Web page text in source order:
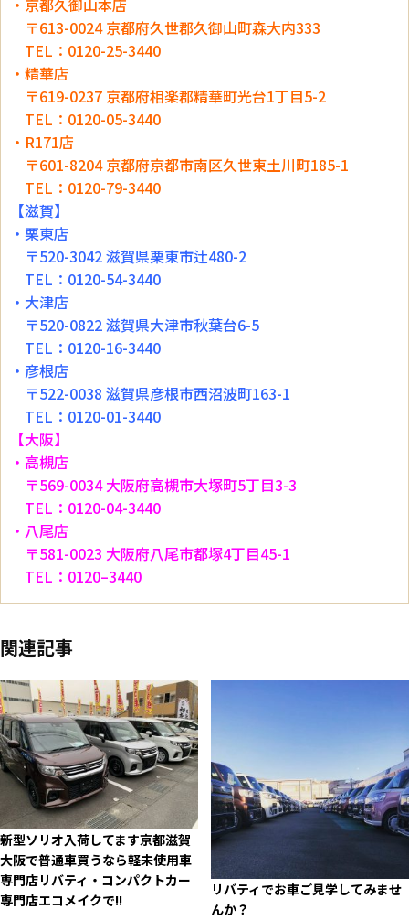
・京都久御山本店
〒613-0024 京都府久世郡久御山町森大内333
TEL：0120-25-3440
・精華店
〒619-0237 京都府相楽郡精華町光台1丁目5-2
TEL：0120-05-3440
・R171店
〒601-8204 京都府京都市南区久世東土川町185-1
TEL：0120-79-3440
【滋賀】
・栗東店
〒520-3042 滋賀県栗東市辻480-2
TEL：0120-54-3440
・大津店
〒520-0822 滋賀県大津市秋葉台6-5
TEL：0120-16-3440
・彦根店
〒522-0038 滋賀県彦根市西沼波町163-1
TEL：0120-01-3440
【大阪】
・高槻店
〒569-0034 大阪府高槻市大塚町5丁目3-3
TEL：0120-04-3440
・八尾店
〒581-0023 大阪府八尾市都塚4丁目45-1
TEL：0120–3440
関連記事
新型ソリオ入荷してます京都滋賀
大阪で普通車買うなら軽未使用車
専門店リバティ・コンパクトカー
専門店エコメイクで!!
リバティでお車ご見学してみませ
んか？